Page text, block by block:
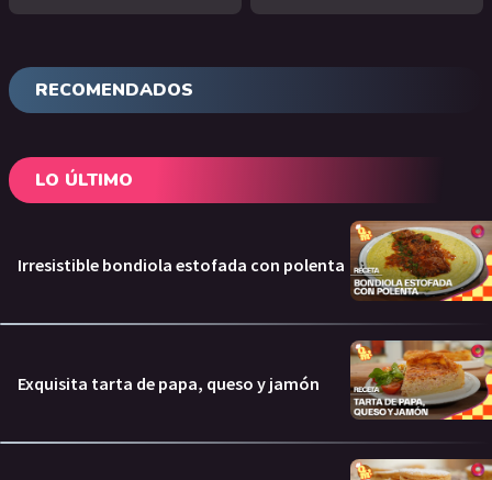
RECOMENDADOS
LO ÚLTIMO
Irresistible bondiola estofada con polenta
Exquisita tarta de papa, queso y jamón